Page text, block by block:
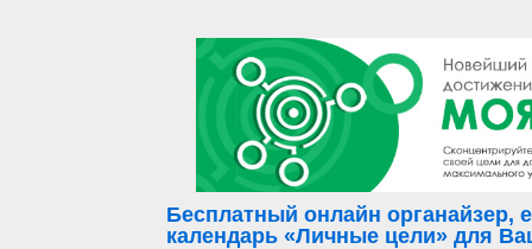
Бесплатный онлайн органайзер,
календарь «Личные цели» для